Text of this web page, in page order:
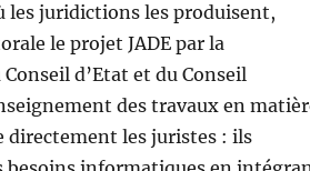
les juridictions les produisent,
le projet JADE par la
d’Etat et du Conseil
des travaux en
directement les juristes : ils